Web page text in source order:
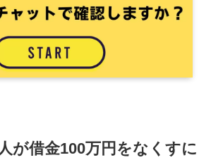
が借金100万円をなくすに